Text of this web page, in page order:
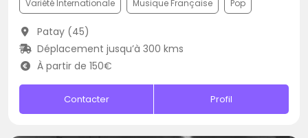
Variété Internationale Musique Française Pop
Patay (45)
Déplacement jusqu’à 300 kms
À partir de 150€
Contacter Profil